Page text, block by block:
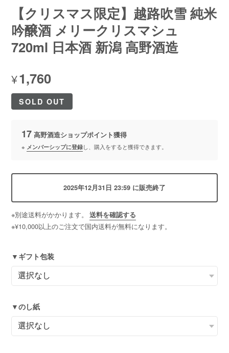
【クリスマス限定】越路吹雪 純米
吟醸酒 メリークリスマシュ
720ml 日本酒 新潟 高野酒造
¥1,760
SOLD OUT
17 高野酒造ショップポイント獲得
※ メンバーシップに登録し、購入をすると獲得できます。
2025年12月31日 23:59 に販売終了
※別途送料がかかります。 送料を確認する
※¥10,000以上のご注文で国内送料が無料になります。
▼ギフト包装
▼のし紙